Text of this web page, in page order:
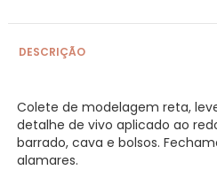
DESCRIÇÃO
Colete de modelagem reta,
detalhe de vivo aplicado ao
barrado, cava e bolsos.
alamares.